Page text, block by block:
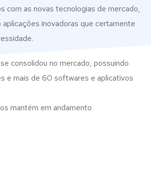
com as novas tecnologias de mercado,
inovadoras que certamente
consolidou no mercado, possuindo
e mais de 60 softwares e aplicativos
mantém em andamento